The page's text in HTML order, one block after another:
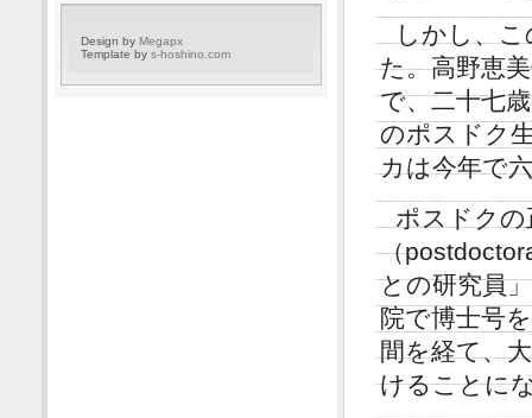
しかし、
た。高野恵
で、二十七
のポスドク
カは今年で
ポスドク
（
との研究員
院で博士号
間を経て、
けることに
Design by Megapx
Template by s-hoshino.com